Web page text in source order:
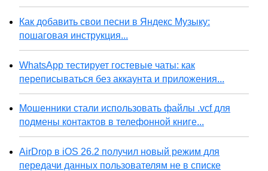
Как добавить свои песни в Яндекс Музыку:
пошаговая инструкция...
WhatsApp тестирует гостевые чаты: как
переписываться без аккаунта и приложения...
Мошенники стали использовать файлы .vcf для
подмены контактов в телефонной книге...
AirDrop в iOS 26.2 получил новый режим для
передачи данных пользователям не в списке